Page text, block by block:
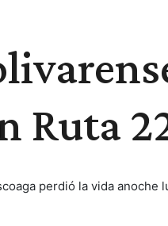
Ruta
perdió la vida